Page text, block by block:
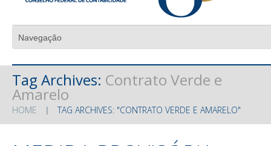
Tag Archives: Contrato Verde e
Amarelo
HOME TAG ARCHIVES: "CONTRATO VERDE E AMARELO"